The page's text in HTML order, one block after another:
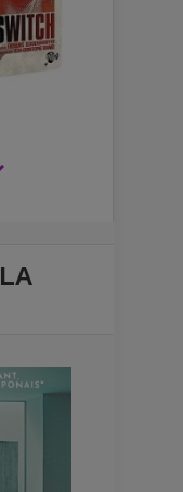
LA